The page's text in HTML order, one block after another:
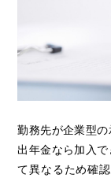
勤務先が企業型
出年金なら加入
て異なるため確